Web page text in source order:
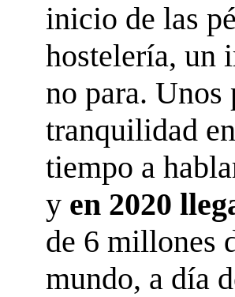
inicio de las
hostelería, un
no para. Unos
tranquilidad
tiempo a
y en 2020
de 6 millones
mundo, a día